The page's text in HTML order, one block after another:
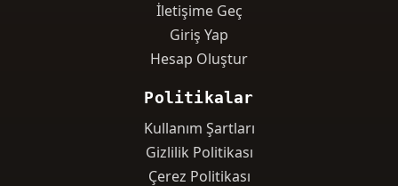
İletişime Geç
Giriş Yap
Hesap Oluştur
Politikalar
Kullanım Şartları
Gizlilik Politikası
Çerez Politikası